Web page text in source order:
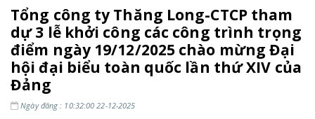
Tổng công ty Thăng Long-CTCP tham
dự 3 lễ khởi công các công trình trọng
điểm ngày 19/12/2025 chào mừng Đại
hội đại biểu toàn quốc lần thứ XIV của
Đảng
Ngày đăng : 10:32:00 22-12-2025